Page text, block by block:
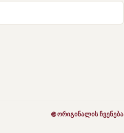
🌐 ორიგინალის ჩვენება